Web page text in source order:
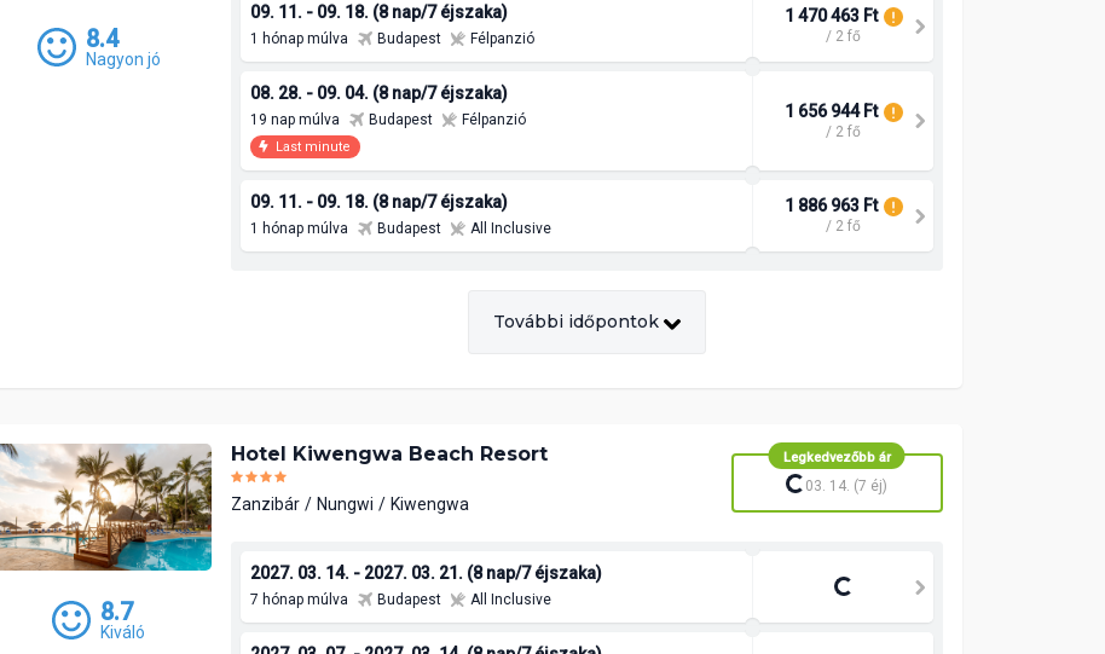
8.4
Nagyon jó
09. 11. - 09. 18. (8 nap/7 éjszaka)
1 hónap múlva Budapest Félpanzió
1 470 463 Ft
/ 2 fő
08. 28. - 09. 04. (8 nap/7 éjszaka)
19 nap múlva Budapest Félpanzió
Last minute
1 656 944 Ft
/ 2 fő
09. 11. - 09. 18. (8 nap/7 éjszaka)
1 hónap múlva Budapest All Inclusive
1 886 963 Ft
/ 2 fő
További időpontok
8.7
Kiváló
Hotel Kiwengwa Beach Resort
Zanzibár Nungwi Kiwengwa
Legkedvezőbb ár
1 476 580 Ft
2027. 03. 14. - 2027. 03. 21. (8 nap/7 éjszaka)
7 hónap múlva Budapest
1 476 580 Ft